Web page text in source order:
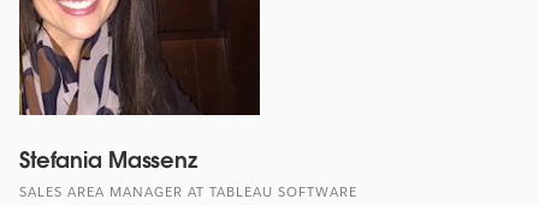
Stefania Massenz
SALES AREA MANAGER AT TABLEAU SOFTWARE